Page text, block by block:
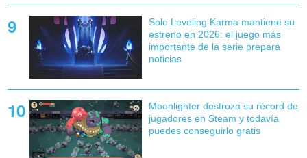
Solo Leveling Karma mantiene su
estreno en 2026: el juego más
importante de la serie prepara
noticias
Moonlighter destroza su récord de
jugadores en Steam y todavía
puedes conseguirlo gratis